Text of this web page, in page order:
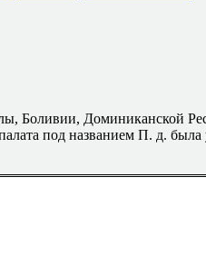
Боливии, Доминиканской
под названием П. д. была